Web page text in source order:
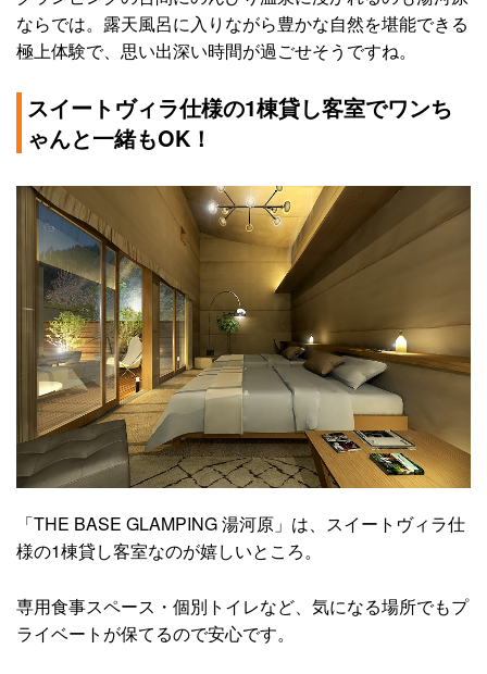
ならでは。露天風呂に入りながら豊かな自然を堪能できる
極上体験で、思い出深い時間が過ごせそうですね。
スイートヴィラ仕様の1棟貸し客室でワンち
ゃんと一緒もOK！
「THE BASE GLAMPING 湯河原」は、スイートヴィラ仕
様の1棟貸し客室なのが嬉しいところ。
専用食事スペース・個別トイレなど、気になる場所でもプ
ライベートが保てるので安心です。